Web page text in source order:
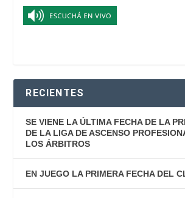
RECIENTES
SE VIENE LA ÚLTIMA FECHA DE LA
DE LA LIGA DE ASCENSO
LOS ÁRBITROS
EN JUEGO LA PRIMERA FECHA DEL